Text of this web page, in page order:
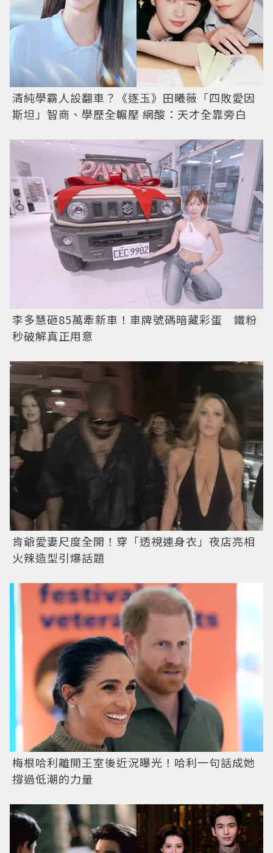
清純學霸人設翻車？《逐玉》田曦薇「四敗愛因
斯坦」智商、學歷全輾壓 網酸：天才全靠旁白
李多慧砸85萬牽新車！車牌號碼暗藏彩蛋 鐵粉
秒破解真正用意
肯爺愛妻尺度全開！穿「透視連身衣」夜店亮相
火辣造型引爆話題
梅根哈利離開王室後近況曝光！哈利一句話成她
撐過低潮的力量